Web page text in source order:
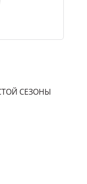
СЕЗОНЫ